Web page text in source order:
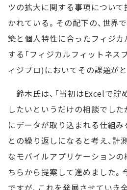
ツの拡大に関する事項につい
かれている。その配下の、世界
築と個人特性に合ったフィジ
する「フィジカルフィットネス
ィジプロ)においてその課題が
鈴木氏は、「当初はExcelで貯
したいというだけの相談でした
にデータが取り込まれる仕組
との繰り返しになると考え、計
なモバイルアプリケーション
ちらから提案して進めました。
ですが、これを発展させていき